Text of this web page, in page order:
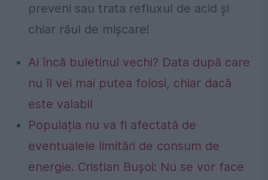
preveni sau trata refluxul de acid și
chiar răul de mișcare!
Ai încă buletinul vechi? Data după care
nu îl vei mai putea folosi, chiar dacă
este valabil
Populația nu va fi afectată de
eventualele limitări de consum de
energie. Cristian Bușoi: Nu se vor face